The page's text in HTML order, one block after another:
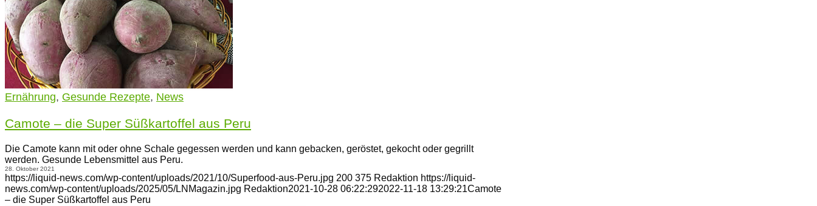
Ernährung, Gesunde Rezepte, News
Camote – die Super Süßkartoffel aus Peru
Die Camote kann mit oder ohne Schale gegessen werden und kann gebacken, geröstet, gekocht oder gegrillt
werden. Gesunde Lebensmittel aus Peru.
28. Oktober 2021
https://liquid-news.com/wp-content/uploads/2021/10/Superfood-aus-Peru.jpg 200 375 Redaktion https://liquid-
news.com/wp-content/uploads/2025/05/LNMagazin.jpg Redaktion2021-10-28 06:22:292022-11-18 13:29:21Camote
– die Super Süßkartoffel aus Peru